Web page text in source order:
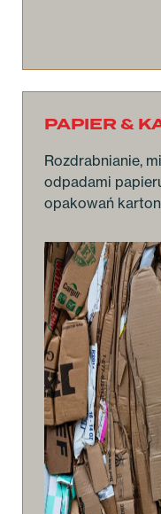
PAPIER &
Rozdrabnianie,
odpadami
opakowań